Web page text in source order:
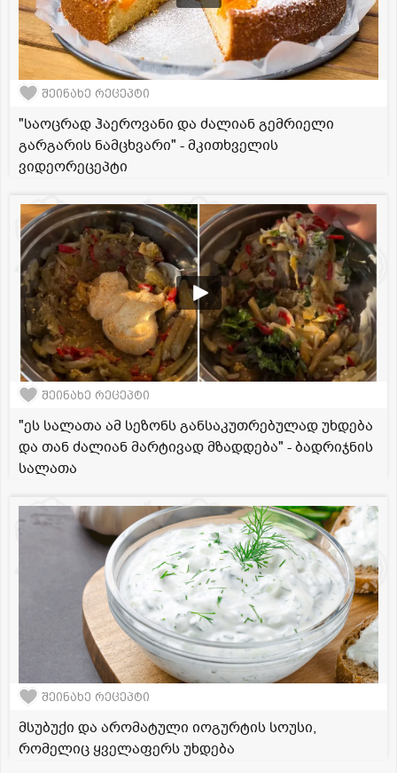
შეინახე რეცეპტი
"საოცრად ჰაეროვანი და ძალიან გემრიელი
გარგარის ნამცხვარი" - მკითხველის
ვიდეორეცეპტი
შეინახე რეცეპტი
"ეს სალათა ამ სეზონს განსაკუთრებულად უხდება
და თან ძალიან მარტივად მზადდება" - ბადრიჯნის
სალათა
შეინახე რეცეპტი
მსუბუქი და არომატული იოგურტის სოუსი,
რომელიც ყველაფერს უხდება